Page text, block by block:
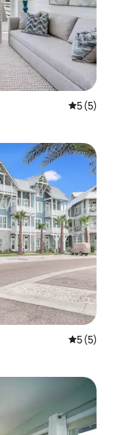
Średnia
5 (5)
Średnia
5 (5)